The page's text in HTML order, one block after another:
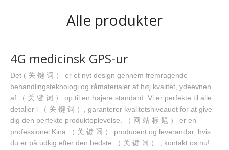
Alle produkter
4G medicinsk GPS-ur
Det ( 关 键 词 ） er et nyt design gennem fremragende
behandlingsteknologi og råmaterialer af høj kvalitet, ydeevnen
af ​​（ 关 键 词 ） op til en højere standard. Vi er perfekte til alle
detaljer i （ 关 键 词 ）, garanterer kvalitetsniveauet for at give
dig den perfekte produktoplevelse. （ 网 站 标 题 ） er en
professionel Kina （ 关 键 词 ） producent og leverandør, hvis
du er på udkig efter den bedste （ 关 键 词 ） , kontakt os nu!